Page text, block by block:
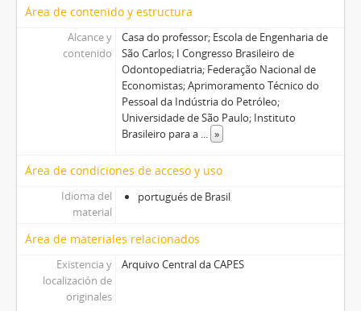
Área de contenido y estructura
Alcance y
contenido
Casa do professor; Escola de Engenharia de
São Carlos; I Congresso Brasileiro de
Odontopediatria; Federação Nacional de
Economistas; Aprimoramento Técnico do
Pessoal da Indústria do Petróleo;
Universidade de São Paulo; Instituto
Brasileiro para a ... »
Área de condiciones de acceso y uso
Idioma del
material
portugués de Brasil
Área de materiales relacionados
Existencia y
localización de
originales
Arquivo Central da CAPES